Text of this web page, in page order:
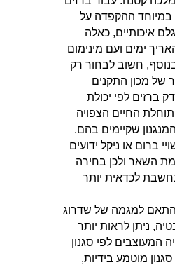
ההקפדה על
איכותיים, כאלה
ימים ועם מינימום
חשוב לבחור רק
של מכון התקנים
ברזים לפי יכולת
החיים הצפויה
שקיימים בהם.
ברום או ניקל ידועים
השאר ולכן בחירה
לכדאית יותר
למגמה של שדרוג
ניתן לראות יותר
המעוצבים לפי סגנון
מוטמע בידיות,